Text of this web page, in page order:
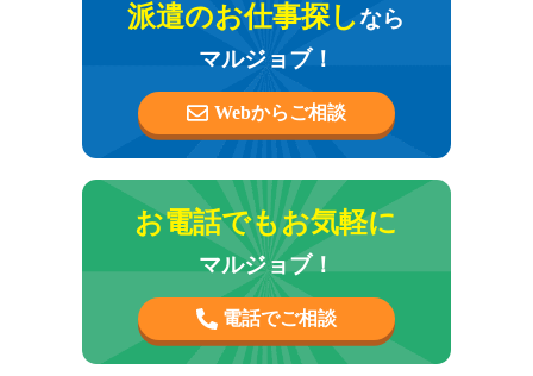
派遣のお仕事探しなら
マルジョブ！
Webからご相談
お電話でもお気軽に
マルジョブ！
電話でご相談